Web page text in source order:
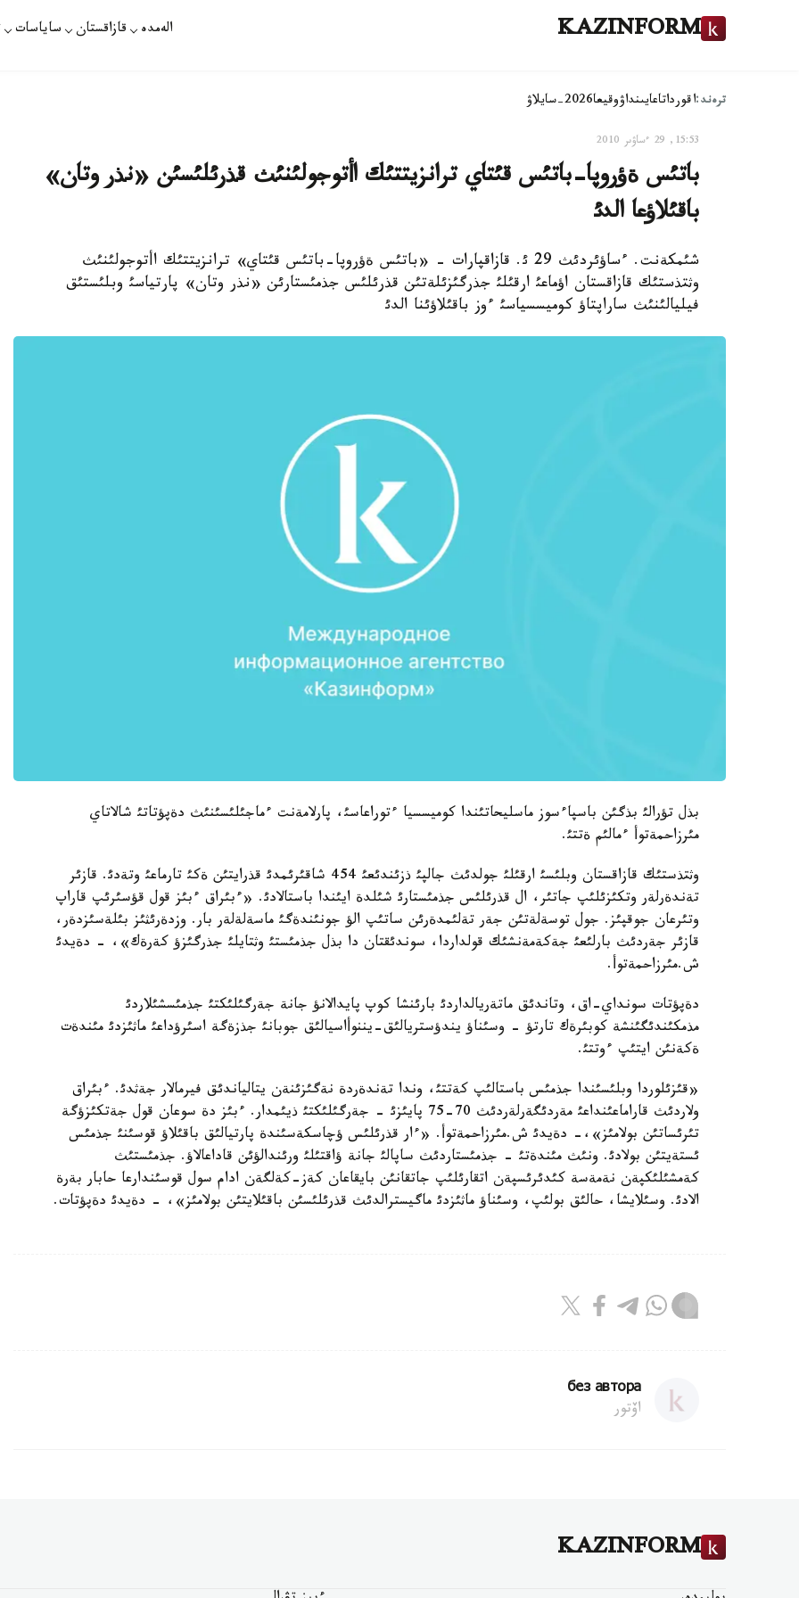
KAZINFORM الەمدە قازاقستان ساياسات
ترەند:اقورداتاعايىنداۋوقيعا2026-سايلاۋ
15:53, 29 ءساۋىر 2010
باتئس ةؤروپا-باتئس قئتاي ترانزيتتئك اأتوجولئنئث قذرئلئسئن «نذر وتان»
باقئلاؤعا الدئ
شئمكةنت. ءساؤئردئث 29 ئ. قازاقپارات - «باتئس ةؤروپا-باتئس قئتاي» ترانزيتتئك اأتوجولئنئث
وثتذستئك قازاقستان اؤماعئ ارقئلئ جذرگئزئلةتئن قذرئلئس جذمئستارئن «نذر وتان» پارتياسئ وبلئستئق
فيليالئنئث ساراپتاؤ كوميسسياسئ ءوز باقئلاؤئنا الدئ
بذل تؤرالئ بذگئن باسپاءسوز ماسليحاتئندا كوميسسيا ءتوراعاسئ، پارلامةنت ءماجئلئسئنئث دةپؤتاتئ شالاتاي
مئرزاحمةتوأ ءمالئم ةتتئ.
وثتذستئك قازاقستان وبلئسئ ارقئلئ جولدئث جالپئ ذزئندئعئ 454 شاقئرئمدئ قذرايتئن ةكئ تارماعئ وتةدئ. قازئر
تةندةرلةر وتكئزئلئپ جاتئر، ال قذرئلئس جذمئستارئ شئلدة ايئندا باستالادئ. «ءبئراق ءبئز قول قؤسئرئپ قاراپ
وتئرعان جوقپئز. جول توسةلةتئن جةر تةلئمدةرئن ساتئپ الؤ جونئندةگئ ماسةلةلةر بار. وزدةرئثئز بئلةسئزدةر،
قازئر جةردئث بارلئعئ جةكةمةنشئك قولداردا، سوندئقتان دا بذل جذمئستئ وثتايلئ جذرگئزؤ كةرةك»، - دةيدئ
ش.مئرزاحمةتوأ.
دةپؤتات سونداي-اق، وتاندئق ماتةريالداردئ بارئنشا كوپ پايدالانؤ جانة جةرگئلئكتئ جذمئسشئلاردئ
مذمكئندئگئنشة كوبئرةك تارتؤ - وسئناؤ يندؤستريالئق-يننوأاسيالئق جوبانئ جذزةگة اسئرؤداعئ ماثئزدئ مئندةت
ةكةنئن ايتئپ ءوتتئ.
«قئزئلوردا وبلئسئندا جذمئس باستالئپ كةتتئ، وندا تةندةردة نةگئزئنةن يتالياندئق فيرمالار جةثدئ. ءبئراق
ولاردئث قاراماعئنداعئ مةردئگةرلةردئث 70-75 پايئزئ - جةرگئلئكتئ ذيئمدار. ءبئز دة سوعان قول جةتكئزؤگة
تئرئساتئن بولامئز»،- دةيدئ ش.مئرزاحمةتوأ. «ءار قذرئلئس ؤچاسكةسئندة پارتيالئق باقئلاؤ قوسئنئ جذمئس
ئستةيتئن بولادئ. ونئث مئندةتئ - جذمئستاردئث ساپالئ جانة ؤاقتئلئ ورئندالؤئن قاداعالاؤ. جذمئستئث
كةمشئلئكپةن نةمةسة كئدئرئسپةن اتقارئلئپ جاتقانئن بايقاعان كةز-كةلگةن ادام سول قوسئندارعا حابار بةرة
الادئ. وسئلايشا، حالئق بولئپ، وسئناؤ ماثئزدئ ماگيسترالدئث قذرئلئسئن باقئلايتئن بولامئز»، - دةيدئ دةپؤتات.
без автора
اۆتور
KAZINFORM